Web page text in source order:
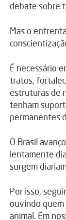
debate sobre
Mas o
É necessário
tratos,
estruturas de
tenham
permanentes
O Brasil
lentamente
surgem
Por isso,
ouvindo
animal. Em